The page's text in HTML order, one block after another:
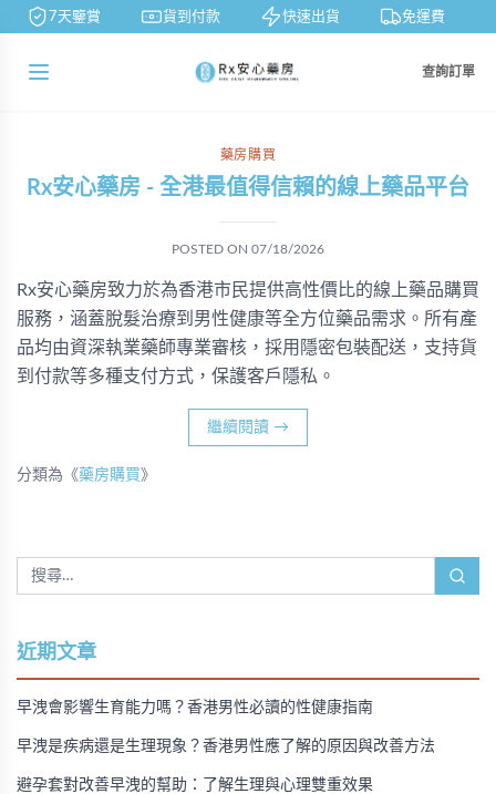
7天鑒賞 貨到付款 快速出貨 免運費
查詢訂單
藥房購買
Rx安心藥房 - 全港最值得信賴的線上藥品平台
POSTED ON 07/18/2026
Rx安心藥房致力於為香港市民提供高性價比的線上藥品購買
服務，涵蓋脫髮治療到男性健康等全方位藥品需求。所有產
品均由資深執業藥師專業審核，採用隱密包裝配送，支持貨
到付款等多種支付方式，保護客戶隱私。
繼續閱讀 →
分類為《藥房購買》
近期文章
早洩會影響生育能力嗎？香港男性必讀的性健康指南
早洩是疾病還是生理現象？香港男性應了解的原因與改善方法
避孕套對改善早洩的幫助：了解生理與心理雙重效果